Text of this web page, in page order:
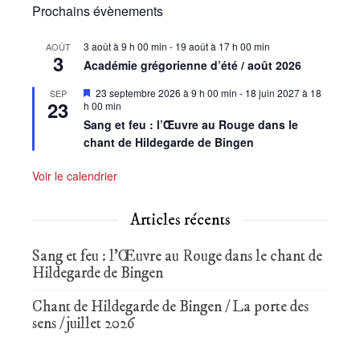
Prochains évènements
AOÛT
3
3 août à 9 h 00 min - 19 août à 17 h 00 min
Académie grégorienne d’été / août 2026
SEP
23
Mis
en
23 septembre 2026 à 9 h 00 min - 18 juin 2027 à 18
h 00 min
Sang et feu : l’Œuvre au Rouge dans le
chant de Hildegarde de Bingen
Voir le calendrier
Articles récents
Sang et feu : l’Œuvre au Rouge dans le chant de
Hildegarde de Bingen
Chant de Hildegarde de Bingen / La porte des
sens / juillet 2026